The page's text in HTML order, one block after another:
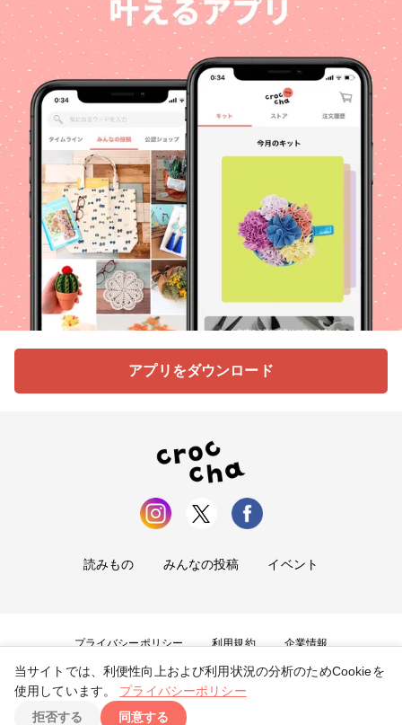
アプリをダウンロード
読みもの みんなの投稿 イベント
プライバシーポリシー 利用規約 企業情報
お問い合わせ
Copyright ©2026tryangle Co., Ltd. All Rights Reserved.
当サイトでは、利便性向上および利用状況の分析のためCookieを
使用しています。
プライバシーポリシー
拒否する
同意する